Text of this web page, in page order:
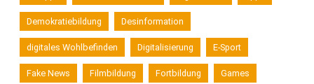
Demokratiebildung Desinformation
digitales Wohlbefinden Digitalisierung E-Sport
Fake News Filmbildung Fortbildung Games